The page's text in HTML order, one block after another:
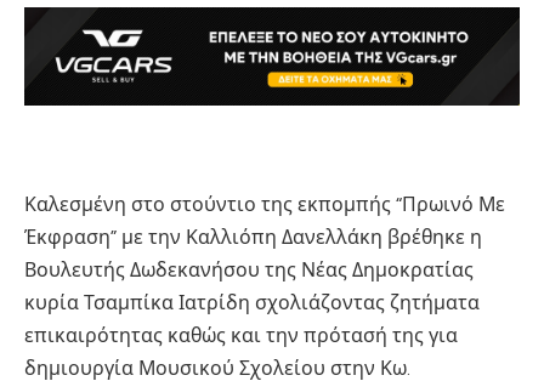
Καλεσμένη στο στούντιο της εκπομπής “Πρωινό Με
Έκφραση” με την Καλλιόπη Δανελλάκη βρέθηκε η
Βουλευτής Δωδεκανήσου της Νέας Δημοκρατίας
κυρία Τσαμπίκα Ιατρίδη σχολιάζοντας ζητήματα
επικαιρότητας καθώς και την πρότασή της για
δημιουργία Μουσικού Σχολείου στην Κω.